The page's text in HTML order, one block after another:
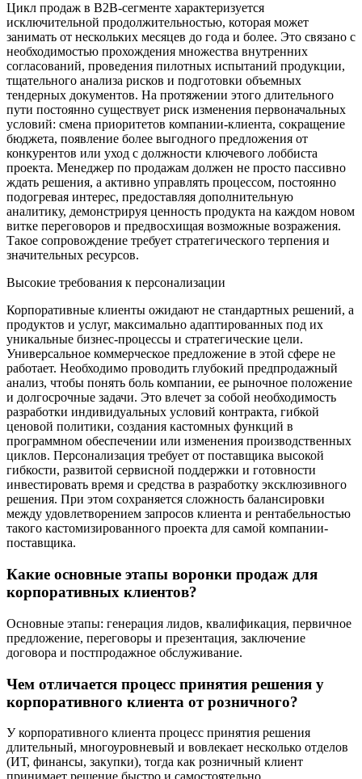
Цикл продаж в B2B-сегменте характеризуется
исключительной продолжительностью, которая может
занимать от нескольких месяцев до года и более. Это связано с
необходимостью прохождения множества внутренних
согласований, проведения пилотных испытаний продукции,
тщательного анализа рисков и подготовки объемных
тендерных документов. На протяжении этого длительного
пути постоянно существует риск изменения первоначальных
условий: смена приоритетов компании-клиента, сокращение
бюджета, появление более выгодного предложения от
конкурентов или уход с должности ключевого лоббиста
проекта. Менеджер по продажам должен не просто пассивно
ждать решения, а активно управлять процессом, постоянно
подогревая интерес, предоставляя дополнительную
аналитику, демонстрируя ценность продукта на каждом новом
витке переговоров и предвосхищая возможные возражения.
Такое сопровождение требует стратегического терпения и
значительных ресурсов.
Высокие требования к персонализации
Корпоративные клиенты ожидают не стандартных решений, а
продуктов и услуг, максимально адаптированных под их
уникальные бизнес-процессы и стратегические цели.
Универсальное коммерческое предложение в этой сфере не
работает. Необходимо проводить глубокий предпродажный
анализ, чтобы понять боль компании, ее рыночное положение
и долгосрочные задачи. Это влечет за собой необходимость
разработки индивидуальных условий контракта, гибкой
ценовой политики, создания кастомных функций в
программном обеспечении или изменения производственных
циклов. Персонализация требует от поставщика высокой
гибкости, развитой сервисной поддержки и готовности
инвестировать время и средства в разработку эксклюзивного
решения. При этом сохраняется сложность балансировки
между удовлетворением запросов клиента и рентабельностью
такого кастомизированного проекта для самой компании-
поставщика.
Какие основные этапы воронки продаж для
корпоративных клиентов?
Основные этапы: генерация лидов, квалификация, первичное
предложение, переговоры и презентация, заключение
договора и постпродажное обслуживание.
Чем отличается процесс принятия решения у
корпоративного клиента от розничного?
У корпоративного клиента процесс принятия решения
длительный, многоуровневый и вовлекает несколько отделов
(ИТ, финансы, закупки), тогда как розничный клиент